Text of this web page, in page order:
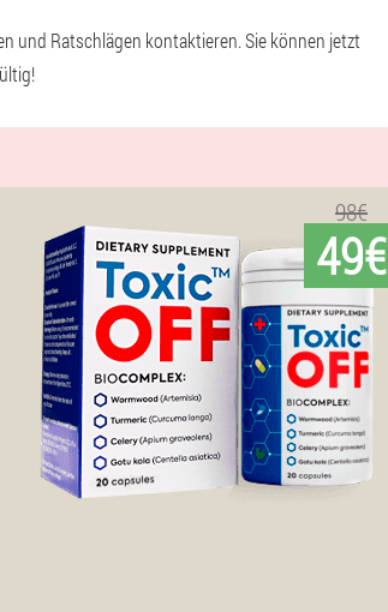
und Ratschlägen kontaktieren. Sie können jetzt
98€
49€